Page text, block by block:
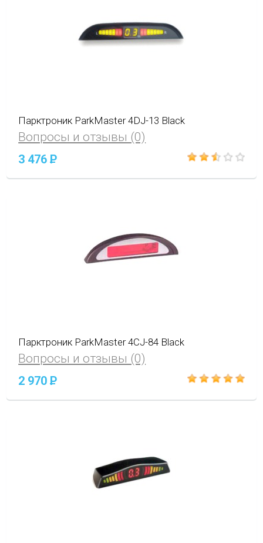
Парктроник ParkMaster 4DJ-13 Black
Вопросы и отзывы (0)
3 476P
Парктроник ParkMaster 4CJ-84 Black
Вопросы и отзывы (0)
2 970P